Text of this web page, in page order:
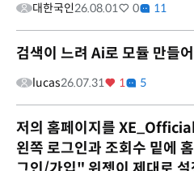
대한국인26.08.01 0 11
검색이 느려 Ai로 모듈 만들
lucas26.07.31 1 5
저의 홈페이지를
왼쪽 로그인과 조회수 밑에